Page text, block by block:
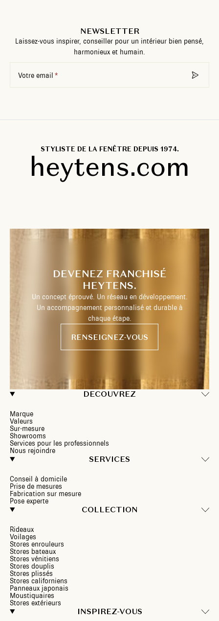
NEWSLETTER
Laissez-vous inspirer, conseiller pour un intérieur bien pensé,
harmonieux et humain.
Votre email
STYLISTE DE LA FENÊTRE DEPUIS 1974.
heytens.com
DECOUVREZ
Marque
Valeurs
Sur-mesure
Showrooms
Services pour les professionnels
Nous rejoindre
SERVICES
Conseil à domicile
Prise de mesures
Fabrication sur mesure
Pose experte
COLLECTION
Rideaux
Voilages
Stores enrouleurs
Stores bateaux
Stores vénitiens
Stores douplis
Stores plissés
Stores californiens
Panneaux japonais
Moustiquaires
Stores extérieurs
INSPIREZ-VOUS
DEVENEZ FRANCHISÉ
HEYTENS.
Un concept éprouvé. Un réseau en développement.
Un accompagnement personnalisé et durable à
chaque étape.
RENSEIGNEZ-VOUS